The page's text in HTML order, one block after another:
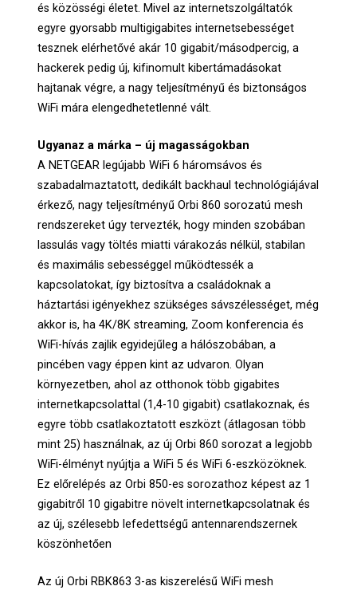
és közösségi életet. Mivel az internetszolgáltatók
egyre gyorsabb multigigabites internetsebességet
tesznek elérhetővé akár 10 gigabit/másodpercig, a
hackerek pedig új, kifinomult kibertámadásokat
hajtanak végre, a nagy teljesítményű és biztonságos
WiFi mára elengedhetetlenné vált.
Ugyanaz a márka – új magasságokban
A NETGEAR legújabb WiFi 6 háromsávos és
szabadalmaztatott, dedikált backhaul technológiájával
érkező, nagy teljesítményű Orbi 860 sorozatú mesh
rendszereket úgy tervezték, hogy minden szobában
lassulás vagy töltés miatti várakozás nélkül, stabilan
és maximális sebességgel működtessék a
kapcsolatokat, így biztosítva a családoknak a
háztartási igényekhez szükséges sávszélességet, még
akkor is, ha 4K/8K streaming, Zoom konferencia és
WiFi-hívás zajlik egyidejűleg a hálószobában, a
pincében vagy éppen kint az udvaron. Olyan
környezetben, ahol az otthonok több gigabites
internetkapcsolattal (1,4-10 gigabit) csatlakoznak, és
egyre több csatlakoztatott eszközt (átlagosan több
mint 25) használnak, az új Orbi 860 sorozat a legjobb
WiFi-élményt nyújtja a WiFi 5 és WiFi 6-eszközöknek.
Ez előrelépés az Orbi 850-es sorozathoz képest az 1
gigabitről 10 gigabitre növelt internetkapcsolatnak és
az új, szélesebb lefedettségű antennarendszernek
köszönhetően
Az új Orbi RBK863 3-as kiszerelésű WiFi mesh